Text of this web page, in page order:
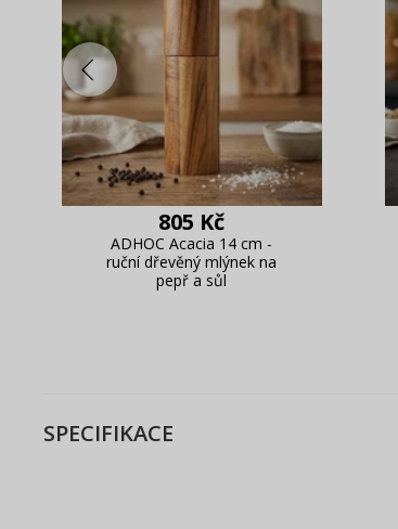
805 Kč
ADHOC Acacia 14 cm -
ruční dřevěný mlýnek na
pepř a sůl
SPECIFIKACE